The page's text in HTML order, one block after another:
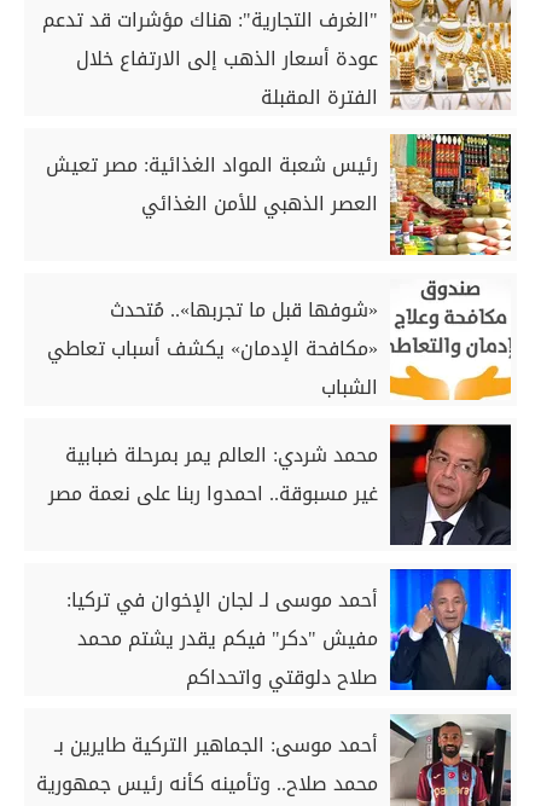
"الغرف التجارية": هناك مؤشرات قد تدعم
عودة أسعار الذهب إلى الارتفاع خلال
الفترة المقبلة
رئيس شعبة المواد الغذائية: مصر تعيش
العصر الذهبي للأمن الغذائي
«شوفها قبل ما تجربها».. مُتحدث
«مكافحة الإدمان» يكشف أسباب تعاطي
الشباب
محمد شردي: العالم يمر بمرحلة ضبابية
غير مسبوقة.. احمدوا ربنا على نعمة مصر
أحمد موسى لـ لجان الإخوان في تركيا:
مفيش "دكر" فيكم يقدر يشتم محمد
صلاح دلوقتي واتحداكم
أحمد موسى: الجماهير التركية طايرين بـ
محمد صلاح.. وتأمينه كأنه رئيس جمهورية